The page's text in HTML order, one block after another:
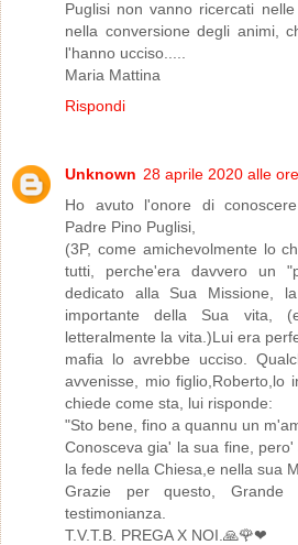
Puglisi non vanno ricercati
nella conversione degli animi,
l'hanno ucciso.....
Maria Mattina
Rispondi
Unknown 28 aprile 2020 alle
Ho avuto l'onore di
Padre Pino Puglisi,
(3P, come amichevolmente lo
tutti, perche'era davvero un
dedicato alla Sua Missione,
importante della Sua
letteralmente la vita.)Lui era
mafia lo avrebbe ucciso.
avvenisse, mio figlio,Roberto,lo
chiede come sta, lui risponde:
"Sto bene, fino a quannu un
Conosceva gia' la sua fine,
la fede nella Chiesa,e nella sua
Grazie per questo, Grande
testimonianza.
T.V.T.B. PREGA X NOI.🙏🌹❤